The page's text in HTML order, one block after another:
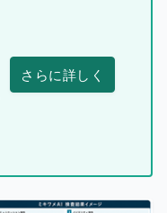
さらに詳しく